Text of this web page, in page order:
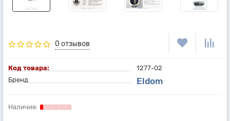
0 отзывов
Код товара:
1277-02
Бренд
Eldom